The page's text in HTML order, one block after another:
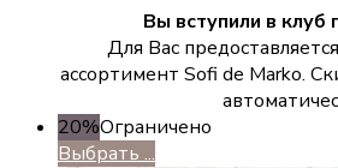
Вы вступили в клуб
Для Вас
ассортимент Sofi de Marko.
20%Ограничено
Выбрать ...